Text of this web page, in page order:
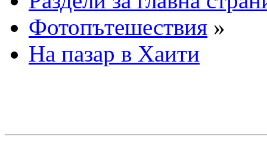
Фотопътешествия »
На пазар в Хаити